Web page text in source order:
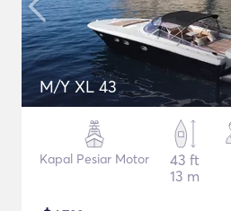
M/Y XL 43
Kapal Pesiar Motor
43 ft
13 m